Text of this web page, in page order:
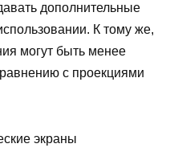
дополнительные
К тому же,
могут быть менее
с проекциями
экраны